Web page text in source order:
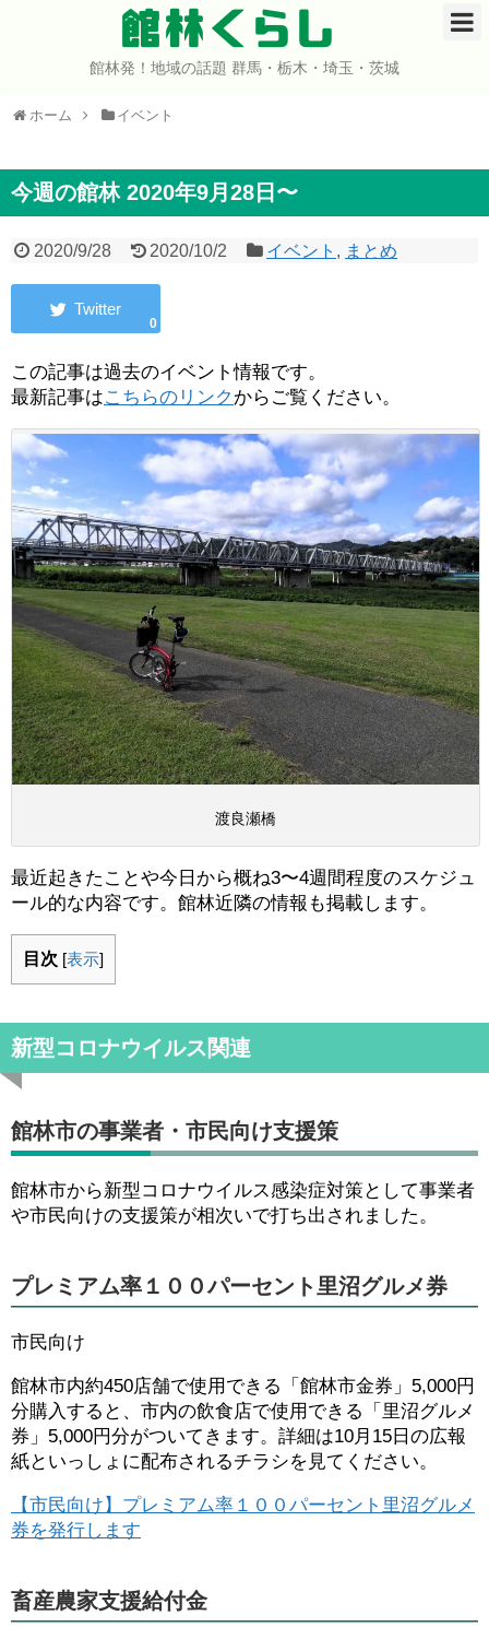
館林くらし
館林発！地域の話題 群馬・栃木・埼玉・茨城
ホーム イベント
今週の館林 2020年9月28日〜
2020/9/28 2020/10/2 イベント , まとめ
0
この記事は過去のイベント情報です。
最新記事はこちらのリンク からご覧ください。
渡良瀬橋
最近起きたことや今日から概ね3〜4週間程度のスケジュ
ール的な内容です。館林近隣の情報も掲載します。
目次 [表示]
新型コロナウイルス関連
館林市の事業者・市民向け支援策
館林市から新型コロナウイルス感染症対策として事業者
や市民向けの支援策が相次いで打ち出されました。
プレミアム率１００パーセント里沼グルメ券
市民向け
館林市内約450店舗で使用できる「館林市金券」5,000円
分購入すると、市内の飲食店で使用できる「里沼グルメ
券」5,000円分がついてきます。詳細は10月15日の広報
紙といっしょに配布されるチラシを見てください。
【市民向け】プレミアム率１００パーセント里沼グルメ
券を発行します
畜産農家支援給付金
ホーム
イベント
グルメ
コミュニティ
宇宙よりも遠い場所